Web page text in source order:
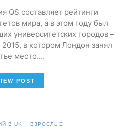
QS составляет рейтинги
мира, а в этом году был
университетских городов –
в котором Лондон занял
место.…
POST
В UK ВЗРОСЛЫЕ